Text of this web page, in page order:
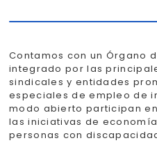
Contamos con un Órgano
integrado por las
sindicales y entidades
especiales de empleo de
modo abierto participan
las iniciativas de
personas con